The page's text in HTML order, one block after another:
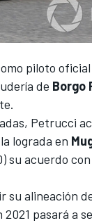
piloto
de Borgo
Petrucci
lograda en
su acuerdo
su alineación
2021 pasará a